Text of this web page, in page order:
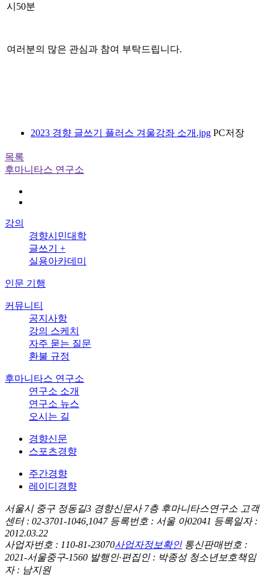
시50분
여러분의 많은 관심과 참여 부탁드립니다.
2023 경향 글쓰기 플러스 겨울강좌 소개.jpg PC저장
목록
후마니타스 연구소
강의
경향시민대학
글쓰기 +
실용아카데미
인문 기행
커뮤니티
공지사항
강의 스케치
자주 묻는 질문
환불 규정
후마니타스 연구소
연구소 소개
연구소 뉴스
오시는 길
경향신문
스포츠경향
주간경향
레이디경향
서울시 중구 정동길3 경향신문사 7층 후마니타스연구소 고객
센터 : 02-3701-1046,1047 등록번호 : 서울 아02041 등록일자 :
2012.03.22
사업자번호 : 110-81-23070사업자정보확인 통신판매번호 :
2021-서울중구-1560 발행인·편집인 : 박종성 청소년보호책임
자 : 남지원